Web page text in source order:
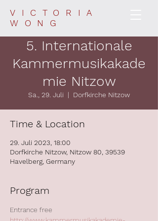
VICTORIA
WONG
5. Internationale
Kammermusikakade
mie Nitzow
Sa., 29. Juli
  |
Dorfkirche Nitzow
Time & Location
29. Juli 2023, 18:00
Dorfkirche Nitzow, Nitzow 80, 39539
Havelberg, Germany
Program
Entrance free